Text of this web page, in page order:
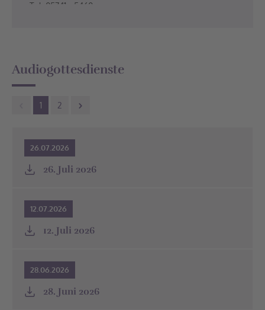
Tel: 05741 - 5460
Tel: 05741 - 7531
Thomas Gemeindehaus
Alsweder Straße 38
Friedhof
Am Friedhof
32312 Lübbecke
Am Markt 23
Am Markt 22
32312 Lübbecke
Audiogottesdienste
1 2
26.07.2026
26. Juli 2026
12.07.2026
12. Juli 2026
28.06.2026
28. Juni 2026